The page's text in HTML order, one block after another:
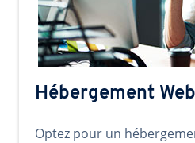
Hébergement Web
Optez pour un